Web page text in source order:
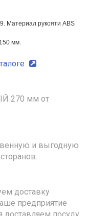
рукояти ABS
мм.
270 мм от
и выгодную
доставку
предприятие